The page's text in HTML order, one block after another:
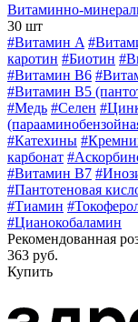
Витаминно-
30 шт
#Витамин A
каротин #Биотин
#Витамин B6
#Витамин В5
#Медь #Селен
#Катехины
карбонат
#Витамин В7
#Пантотеновая
#Тиамин
#Цианокобаламин
Рекомендованная
363 руб.
Купить